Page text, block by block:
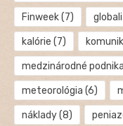
Finweek(7)
kalórie (7)
medzinárodné
meteorológia (6)
náklady(8)